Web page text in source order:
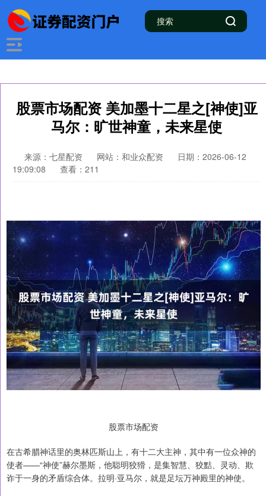
股票市场配资 美加墨十二星之[神使]亚
马尔：旷世神童，未来星使
来源：七星配资 网站：和业众配资
日期：2026-06-12
19:09:08
查看：211
股票市场配资
在古希腊神话里的奥林匹斯山上，有十二大主神，其中有一位众神的
使者——“神使”赫尔墨斯，他聪明狡猾，是集智慧、狡黠、灵动、欺
诈于一身的矛盾综合体。拉明·亚马尔，就是足坛万神殿里的神使。